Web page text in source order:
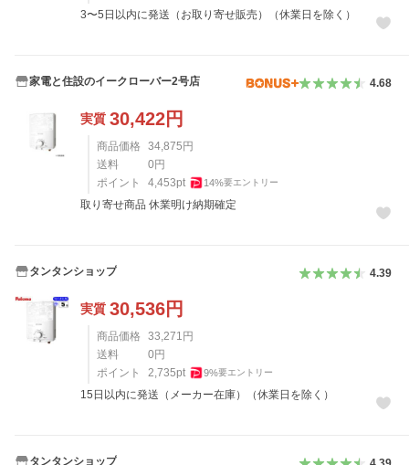
3〜5日以内に発送（お取り寄せ販売）（休業日を除く）
家電と住設のイークローバー2号店 4.68
実質 30,422円
商品価格 34,875 円
送料
0 円
ポイント
4,453pt 14%要エントリー
取り寄せ商品 休業明け納期確定
タンタンショップ 4.39
実質 30,536円
商品価格 33,271 円
送料
0 円
ポイント
2,735pt 9%要エントリー
15日以内に発送（メーカー在庫）（休業日を除く）
タンタンショップ